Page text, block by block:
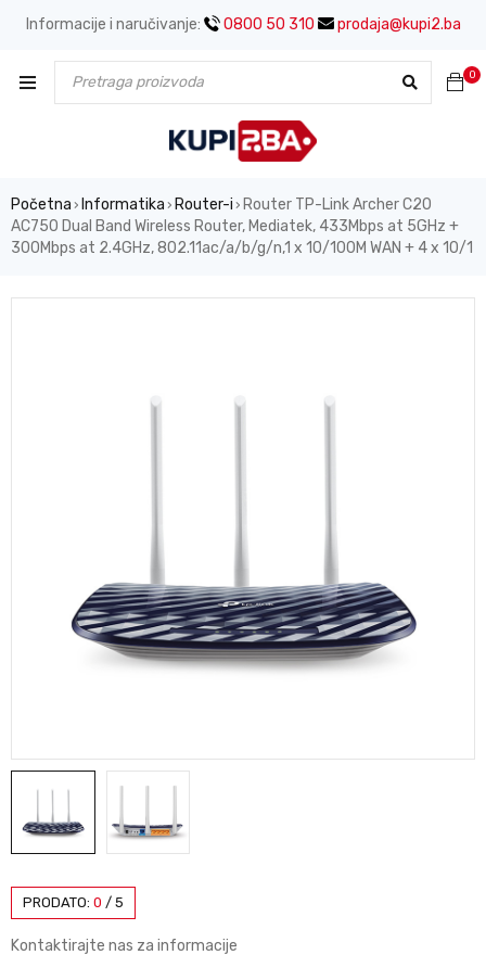
Informacije i naručivanje: 0800 50 310 prodaja@kupi2.ba
0
Početna › Informatika › Router-i › Router TP-Link Archer C20
AC750 Dual Band Wireless Router, Mediatek, 433Mbps at 5GHz +
300Mbps at 2.4GHz, 802.11ac/a/b/g/n,1 x 10/100M WAN + 4 x 10/1
PRODATO: 0 / 5
Kontaktirajte nas za informacije